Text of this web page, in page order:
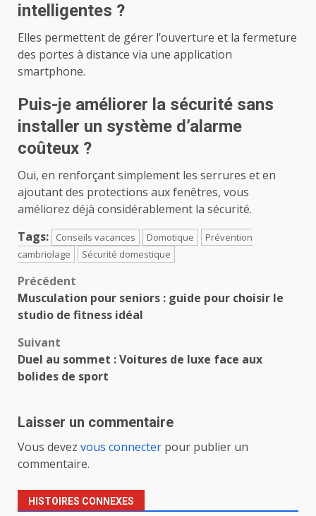
intelligentes ?
Elles permettent de gérer l’ouverture et la fermeture
des portes à distance via une application
smartphone.
Puis-je améliorer la sécurité sans
installer un système d’alarme
coûteux ?
Oui, en renforçant simplement les serrures et en
ajoutant des protections aux fenêtres, vous
améliorez déjà considérablement la sécurité.
Tags:
Conseils vacances Domotique
Prévention
cambriolage
Sécurité domestique
Navigation
d’article
Précédent
Musculation pour seniors : guide pour choisir le
studio de fitness idéal
Suivant
Duel au sommet : Voitures de luxe face aux
bolides de sport
Laisser un commentaire
Vous devez vous connecter pour publier un
commentaire.
HISTOIRES CONNEXES